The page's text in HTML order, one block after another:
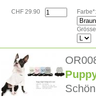
CHF 29.90 Farbe*: